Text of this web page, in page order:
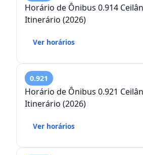
Horário de Ônibus 0.914
Itinerário (2026)
Ver horários
0.921
Horário de Ônibus 0.921
Itinerário (2026)
Ver horários